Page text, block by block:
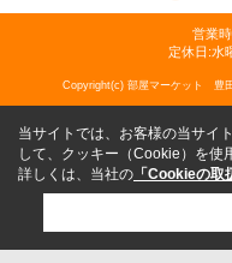
営業
定休日:水
Copyright(c) 部屋マーケット 豊
当サイトでは、お客様の当サイ
して、クッキー（Cookie）を使
詳しくは、当社の 「Cookieの取